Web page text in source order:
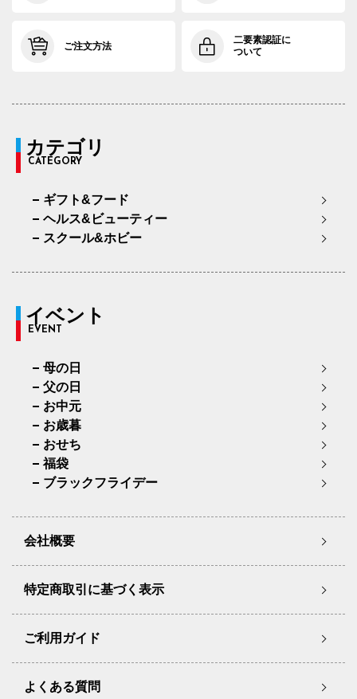
ご注文方法
二要素認証に
ついて
カテゴリ
CATEGORY
ギフト&フード
ヘルス&ビューティー
スクール&ホビー
イベント
EVENT
母の日
父の日
お中元
お歳暮
おせち
福袋
ブラックフライデー
会社概要
特定商取引に基づく表示
ご利用ガイド
よくある質問